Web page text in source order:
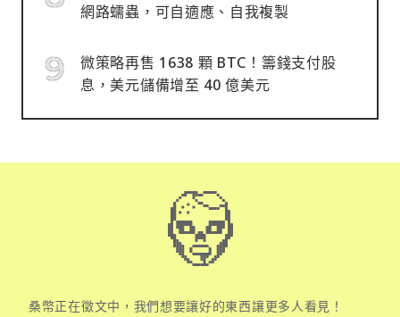
網路蠕蟲，可自適應、自我複製
微策略再售 1638 顆 BTC！籌錢支付股
息，美元儲備增至 40 億美元
桑幣正在徵文中，我們想要讓好的東西讓更多人看見！